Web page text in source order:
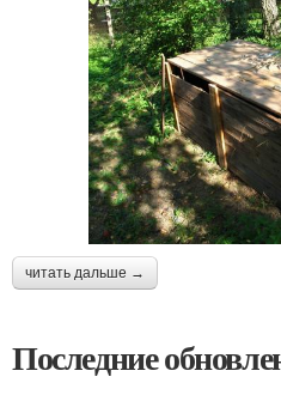
читать дальше →
Последние